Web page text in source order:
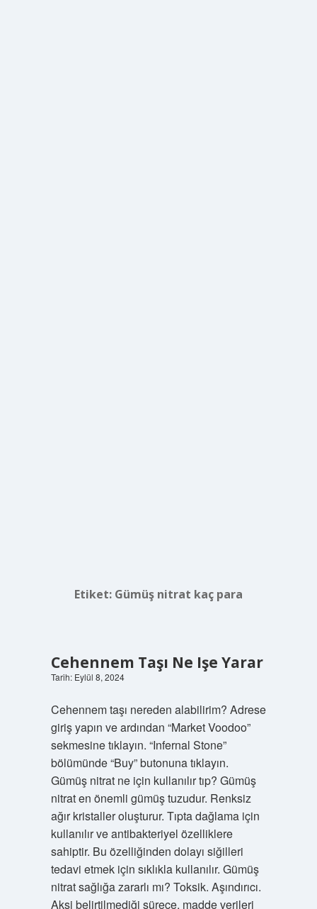
Etiket: Gümüş nitrat kaç para
Cehennem Taşı Ne Işe Yarar
Tarih: Eylül 8, 2024
Cehennem taşı nereden alabilirim? Adrese
giriş yapın ve ardından “Market Voodoo”
sekmesine tıklayın. “Infernal Stone”
bölümünde “Buy” butonuna tıklayın.
Gümüş nitrat ne için kullanılır tıp? Gümüş
nitrat en önemli gümüş tuzudur. Renksiz
ağır kristaller oluşturur. Tıpta dağlama için
kullanılır ve antibakteriyel özelliklere
sahiptir. Bu özelliğinden dolayı siğilleri
tedavi etmek için sıklıkla kullanılır. Gümüş
nitrat sağlığa zararlı mı? Toksik. Aşındırıcı.
Aksi belirtilmediği sürece, madde verileri